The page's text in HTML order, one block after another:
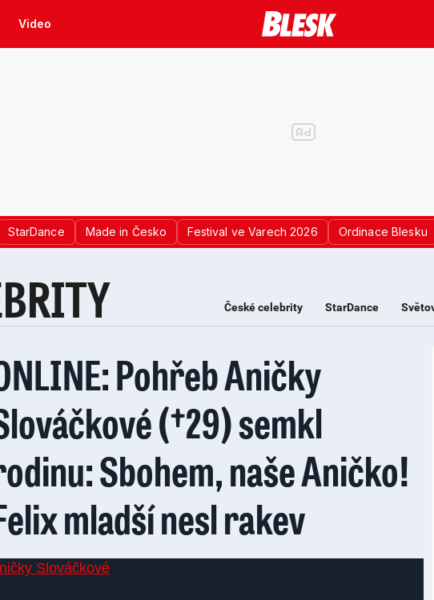
Video
StarDance Made in Česko Festival ve Varech 2026 Ordinace Blesku
České celebrity StarDance
Pohřeb Aničky
(†29) semkl
Sbohem, naše Aničko!
mladší nesl rakev